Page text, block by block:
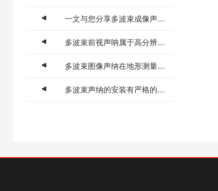
一文与您分享多波束成像声呐的正确操作方法
多波束前视声呐属于高分辨率前视声纳系统设备
多波束图像声纳在地形测量方面的优点介绍
多波束声纳的安装有严格的要求